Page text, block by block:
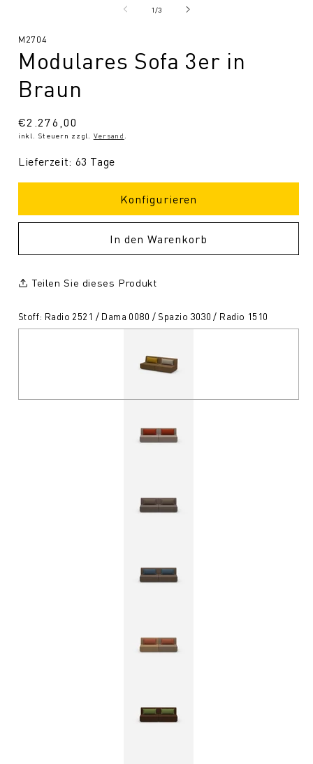
1/von
3
SKU:
M2704
Modulares Sofa 3er in
Braun
Normaler
Preis
€2.276,00
inkl. Steuern zzgl. Versand
Lieferzeit: 63 Tage
Konfigurieren
In den Warenkorb
Teilen Sie dieses Produkt
Stoff: Radio 2521 / Dama 0080 / Spazio 3030 / Radio 1510